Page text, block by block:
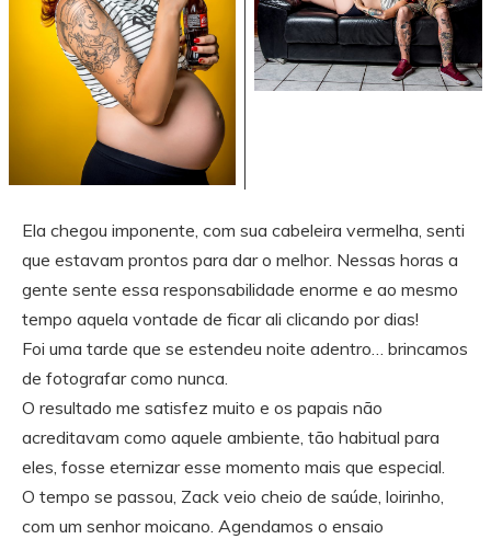
Ela chegou imponente, com sua cabeleira vermelha, senti
que estavam prontos para dar o melhor. Nessas horas a
gente sente essa responsabilidade enorme e ao mesmo
tempo aquela vontade de ficar ali clicando por dias!
Foi uma tarde que se estendeu noite adentro… brincamos
de fotografar como nunca.
O resultado me satisfez muito e os papais não
acreditavam como aquele ambiente, tão habitual para
eles, fosse eternizar esse momento mais que especial.
O tempo se passou, Zack veio cheio de saúde, loirinho,
com um senhor moicano. Agendamos o ensaio